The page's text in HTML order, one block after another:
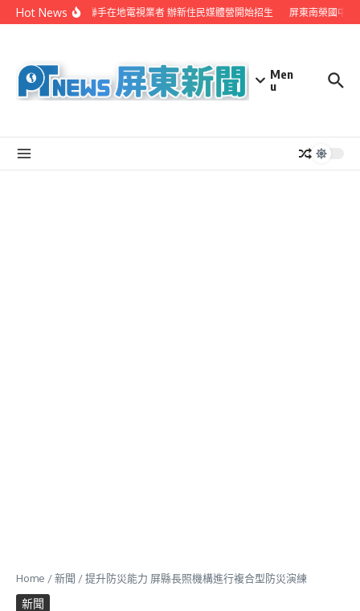
Skip to content
Hot News屏縣府聯手在地電視業者 辦新住民媒體營開始招生 屏東南榮國中
Men
u
Home /新聞 /提升防災能力 屏縣長照機構進行複合型防災演練
新聞